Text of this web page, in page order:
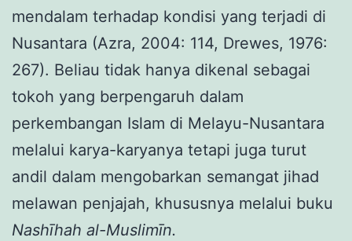
mendalam terhadap kondisi yang terjadi di
Nusantara (Azra, 2004: 114, Drewes, 1976:
267). Beliau tidak hanya dikenal sebagai
tokoh yang berpengaruh dalam
perkembangan Islam di Melayu-Nusantara
melalui karya-karyanya tetapi juga turut
andil dalam mengobarkan semangat jihad
melawan penjajah, khususnya melalui buku
Nashīhah al-Muslimīn.